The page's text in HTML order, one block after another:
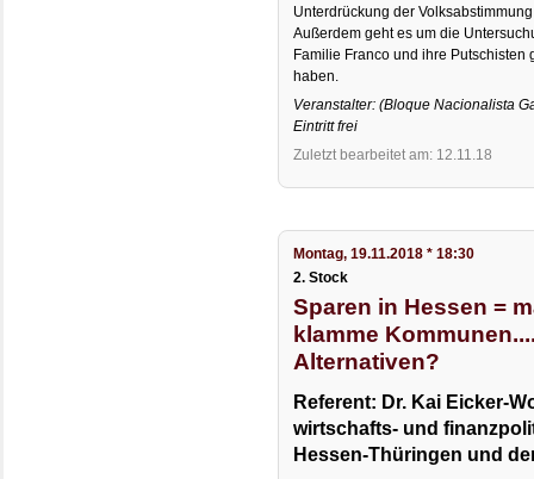
Unterdrückung der
Außerdem geht es um die
Familie Franco und ihre Putschisten
haben.
Veranstalter:(Bloque Nacionalista
Eintritt frei
Zuletzt bearbeitet am: 12.11.18
Montag, 19.11.2018 * 18:30
2. Stock
Sparen in Hessen =
klamme
Alternativen?
Referent: Dr. Kai Eicker-
wirtschafts- und
Hessen-Thüringen und